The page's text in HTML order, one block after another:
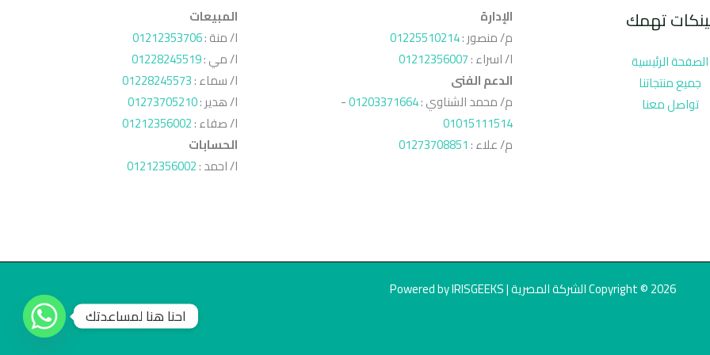
تهمك
الصفحة الرئيسية
جميع منتجاتنا
تواصل معنا
الإدارة
م/ منصور :01225510214
ا/ اسراء :01212356007
الدعم الفنى
م/ محمد الشناوي :01203371664
-
01015111514
م/ علاء :01273708851
المبيعات
ا/ منة :01212353706
ا/ مي :01228245519
ا/ سماء :01228245573
ا/ هدير :01273705210
ا/ صفاء :01212356002
الحسابات
ا/ احمد :01212356002
Copyright © 2026 الشركة المصرية | Powered by IRISGEEKS
احنا هنا لمساعدتك